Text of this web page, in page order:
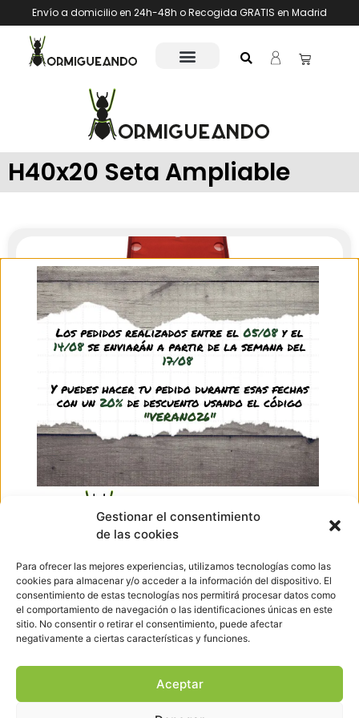
Gestionar el consentimiento
de las cookies
Para ofrecer las mejores experiencias, utilizamos tecnologías como las
cookies para almacenar y/o acceder a la información del dispositivo. El
consentimiento de estas tecnologías nos permitirá procesar datos como
el comportamiento de navegación o las identificaciones únicas en este
sitio. No consentir o retirar el consentimiento, puede afectar
negativamente a ciertas características y funciones.
Aceptar
Envío a domicilio en 24h-48h o Recogida GRATIS en Madrid
H40x20 Seta Ampliable
Filtros para modelos tipo seta
10,95€
Ver producto
Ir arriba
Hormigueando © Copyright 2023. Diseño web realizado por
656 582 507
info@hormigueando.com
Tres Cantos (Madrid)
Envíos y Devoluciones
Política de privacidad